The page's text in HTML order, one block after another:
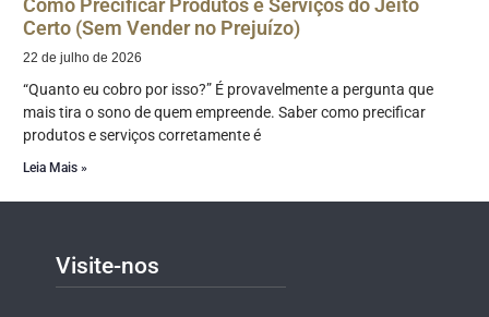
Como Precificar Produtos e Serviços do Jeito
Certo (Sem Vender no Prejuízo)
22 de julho de 2026
“Quanto eu cobro por isso?” É provavelmente a pergunta que
mais tira o sono de quem empreende. Saber como precificar
produtos e serviços corretamente é
Leia Mais »
Visite-nos